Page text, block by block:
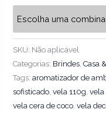
Escolha uma
SKU: Não aplicável
Categorias: Brindes,Casa
Tags:aromatizador de
sofisticado,vela 110g,vela
vela cera de coco,vela